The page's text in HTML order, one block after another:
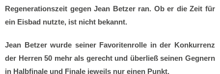
Regenerationszeit gegen Jean Betzer ran. Ob er die Zeit für
ein Eisbad nutzte, ist nicht bekannt.
Jean Betzer wurde seiner Favoritenrolle in der Konkurrenz
der Herren 50 mehr als gerecht und überließ seinen Gegnern
in Halbfinale und Finale jeweils nur einen Punkt.